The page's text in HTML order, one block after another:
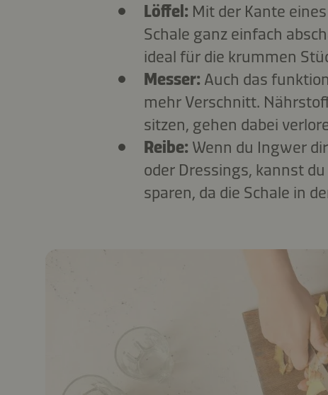
Löffel: Mit der Kante
Schale ganz einfach
ideal für die krummen
Messer: Auch das
mehr Verschnitt.
sitzen, gehen dabei
Reibe: Wenn du Ingwer
oder Dressings, kannst
sparen, da die Schale in